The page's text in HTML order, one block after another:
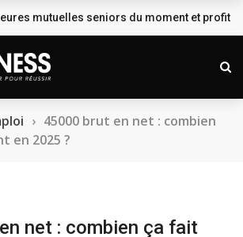
mutuelles seniors du moment et
› 45000 brut en net : combien
en 2025 ?
net : combien ça fait